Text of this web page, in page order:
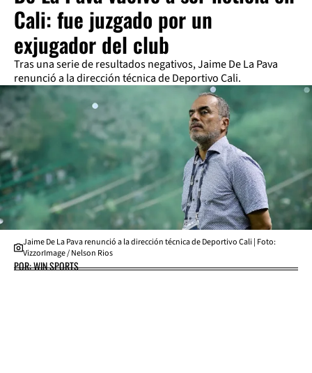
Cali: fue juzgado por un
exjugador del club
Tras una serie de resultados negativos, Jaime De La Pava
renunció a la dirección técnica de Deportivo Cali.
Jaime De La Pava renunció a la dirección técnica de Deportivo Cali | Foto:
VizzorImage / Nelson Rios
POR: WIN SPORTS